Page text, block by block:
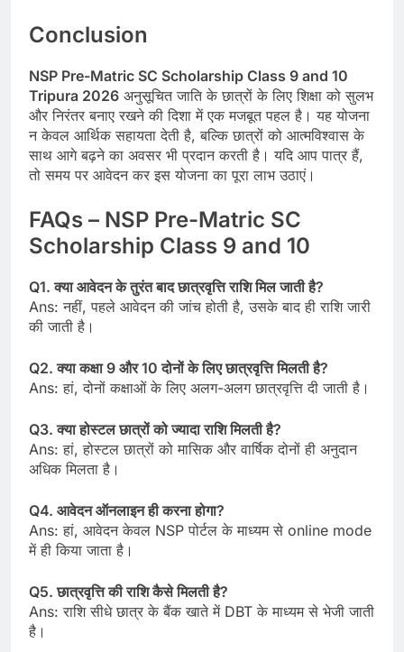
Conclusion
NSP Pre-Matric SC Scholarship Class 9 and 10
Tripura 2026 अनुसूचित जाति के छात्रों के लिए शिक्षा को सुलभ
और निरंतर बनाए रखने की दिशा में एक मजबूत पहल है। यह योजना
न केवल आर्थिक सहायता देती है, बल्कि छात्रों को आत्मविश्वास के
साथ आगे बढ़ने का अवसर भी प्रदान करती है। यदि आप पात्र हैं,
तो समय पर आवेदन कर इस योजना का पूरा लाभ उठाएं।
FAQs – NSP Pre-Matric SC
Scholarship Class 9 and 10
Q1. क्या आवेदन के तुरंत बाद छात्रवृत्ति राशि मिल जाती है?
Ans: नहीं, पहले आवेदन की जांच होती है, उसके बाद ही राशि जारी
की जाती है।
Q2. क्या कक्षा 9 और 10 दोनों के लिए छात्रवृत्ति मिलती है?
Ans: हां, दोनों कक्षाओं के लिए अलग-अलग छात्रवृत्ति दी जाती है।
Q3. क्या होस्टल छात्रों को ज्यादा राशि मिलती है?
Ans: हां, होस्टल छात्रों को मासिक और वार्षिक दोनों ही अनुदान
अधिक मिलता है।
Q4. आवेदन ऑनलाइन ही करना होगा?
Ans: हां, आवेदन केवल NSP पोर्टल के माध्यम से online mode
में ही किया जाता है।
Q5. छात्रवृत्ति की राशि कैसे मिलती है?
Ans: राशि सीधे छात्र के बैंक खाते में DBT के माध्यम से भेजी जाती
है।